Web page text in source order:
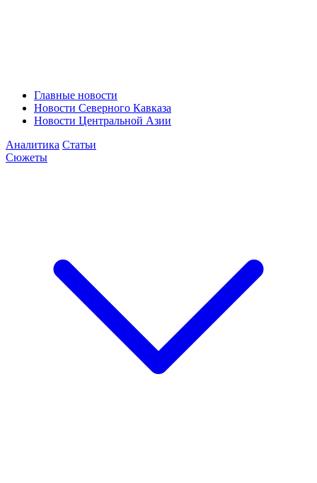
Главные новости
Новости Северного Кавказа
Новости Центральной Азии
Аналитика Статьи
Сюжеты